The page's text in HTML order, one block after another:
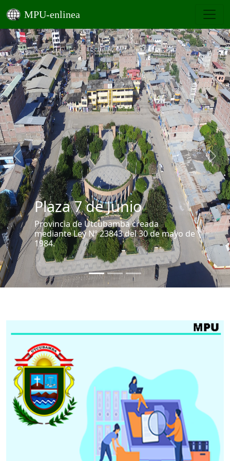
MPU-enlinea
Entrada a Bagua
Grande
"Corazón de Amazonas"
Previous Next